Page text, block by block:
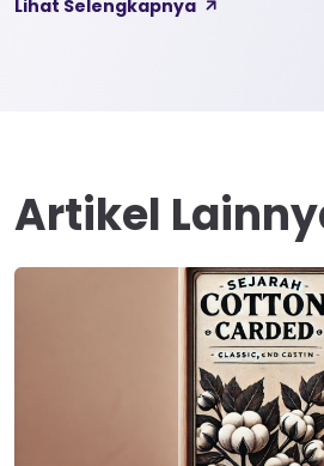
kain yang bahan dasarnya 100%
Lihat Selengkapnya
Artikel